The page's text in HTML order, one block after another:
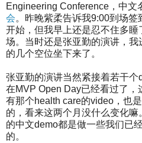
Engineering Conference，中文
会。昨晚紫柔告诉我9:00到场
开始，但我早上还是忍不住多睡
场。当时还是张亚勤的演讲，
的几个空位坐下来了。
张亚勤的演讲当然紧接着若干
在MVP Open Day已经看过了
有那个health care的video，也是
的，看来这两个月没什么变化
的中文demo都是做一些我们已
的。